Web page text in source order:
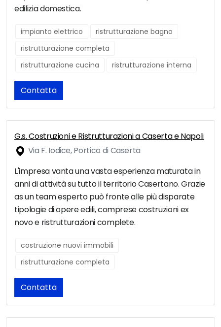
edilizia domestica.
impianto elettrico
ristrutturazione bagno
ristrutturazione completa
ristrutturazione cucina
ristrutturazione interna
Contatta
G.s. Costruzioni e Ristrutturazioni a Caserta e Napoli
Via F. Iodice, Portico di Caserta
L'impresa vanta una vasta esperienza maturata in
anni di attività su tutto il territorio Casertano. Grazie
as un team esperto può fronte alle più disparate
tipologie di opere edili, comprese costruzioni ex
novo e ristrutturazioni complete.
costruzione nuovi immobili
ristrutturazione completa
Contatta